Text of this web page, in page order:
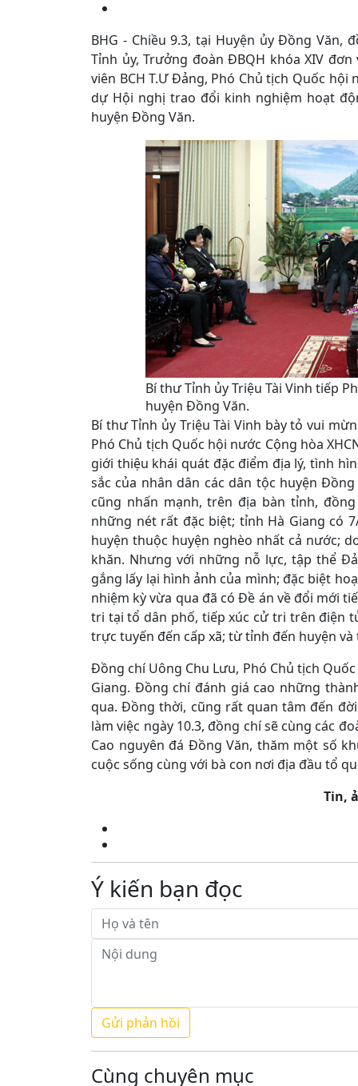
BHG - Chiều 9.3, tại Huyện ủy Đồng Văn,
Tỉnh ủy, Trưởng đoàn ĐBQH khóa XIV
viên BCH T.Ư Đảng, Phó Chủ tịch Quốc
dự Hội nghị trao đổi kinh nghiệm hoạt
huyện Đồng Văn.
Bí thư Tỉnh ủy Triệu Tài Vinh tiếp
huyện Đồng Văn.
Bí thư Tỉnh ủy Triệu Tài Vinh bày tỏ vui
Phó Chủ tịch Quốc hội nước Cộng hòa
giới thiệu khái quát đặc điểm địa lý, tình
sắc của nhân dân các dân tộc huyện
cũng nhấn mạnh, trên địa bàn tỉnh,
những nét rất đặc biệt; tỉnh Hà Giang có
huyện thuộc huyện nghèo nhất cả nước;
khăn. Nhưng với những nỗ lực, tập thể
gắng lấy lại hình ảnh của mình; đặc biệt
nhiệm kỳ vừa qua đã có Đề án về đổi mới
tri tại tổ dân phố, tiếp xúc cử tri trên điện
trực tuyến đến cấp xã; từ tỉnh đến huyện
Đồng chí Uông Chu Lưu, Phó Chủ tịch
Giang. Đồng chí đánh giá cao những
qua. Đồng thời, cũng rất quan tâm đến
làm việc ngày 10.3, đồng chí sẽ cùng các
Cao nguyên đá Đồng Văn, thăm một số
cuộc sống cùng với bà con nơi địa đầu tổ
Tin,
Ý kiến bạn đọc
Cùng chuyên mục